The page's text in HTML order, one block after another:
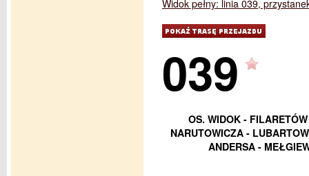
Widok pełny: linia 039,
039
OS. WIDOK -
NARUTOWICZA -
ANDERSA -